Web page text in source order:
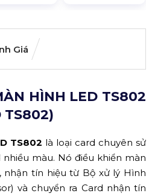
Giá
HÌNH LED TS802
TS802)
TS802 là loại card chuyên sử
màu. Nó điều khiển màn
nhận tín hiệu từ Bộ xử lý Hình
và chuyển ra Card nhận tín